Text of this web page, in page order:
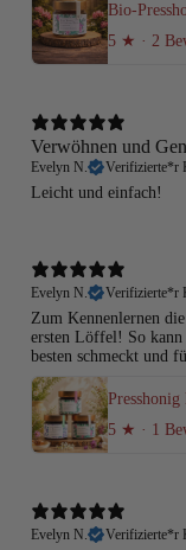
5 ★ · 2
Verwöhnen und
Evelyn N. Verifizierte*r
Leicht und einfach!
Evelyn N.
Verifizierte*r
Zum Kennenlernen
ersten Löffel! So kann
besten schmeckt und
5 ★ · 1
Evelyn N.
Verifizierte*r